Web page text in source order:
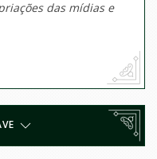
das mídias e